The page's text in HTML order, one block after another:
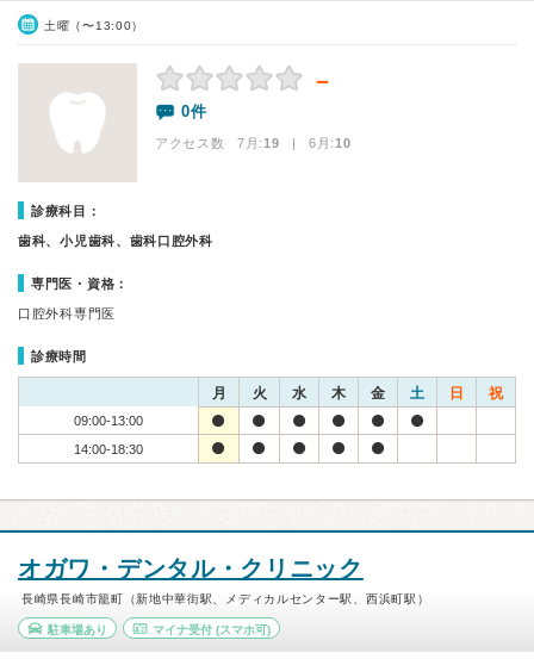
土曜（〜13:00）
－
0件
アクセス数 7月:19 | 6月:10
診療科目：
歯科、小児歯科、歯科口腔外科
専門医・資格：
口腔外科専門医
診療時間
月 火 水 木 金 土 日 祝
09:00-13:00
14:00-18:30
オガワ・デンタル・クリニック
長崎県長崎市籠町（新地中華街駅、メディカルセンター駅、西浜町駅）
駐車場あり マイナ受付(スマホ可)